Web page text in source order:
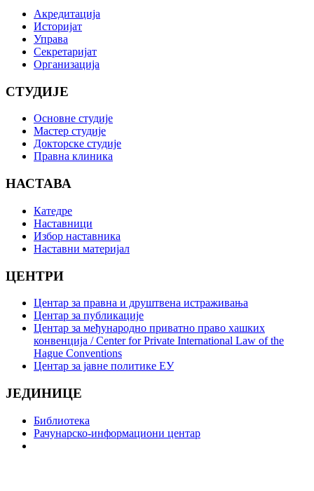
Акредитација
Историјат
Управа
Секретаријат
Организација
СТУДИЈЕ
Основне студије
Мастер студије
Докторске студије
Правна клиника
НАСТАВА
Катедре
Наставници
Избор наставника
Наставни материјал
ЦЕНТРИ
Центар за правна и друштвена истраживања
Центар за публикације
Центар за међународно приватно право хашких
конвенција / Center for Private International Law of the
Hague Conventions
Центар за јавне политике ЕУ
ЈЕДИНИЦЕ
Библиотека
Рачунарско-информациони центар